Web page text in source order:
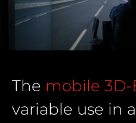
The mobile 3D-
variable use in